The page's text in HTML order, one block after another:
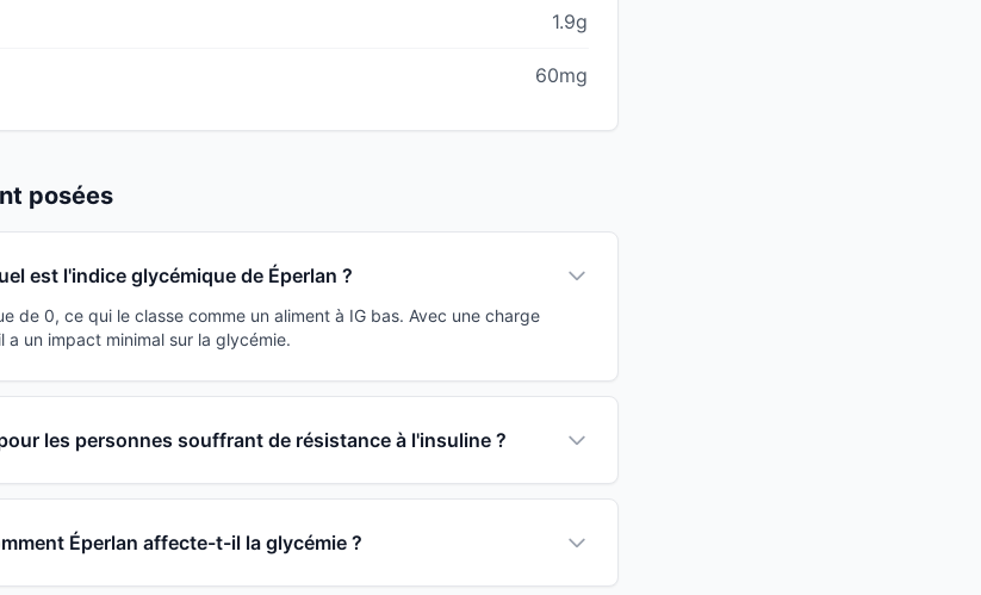
1.9g
60mg
posées
est l'indice glycémique de Éperlan ?
de 0, ce qui le classe comme un aliment à IG bas. Avec une charge
un impact minimal sur la glycémie.
les personnes souffrant de résistance à l'insuline ?
Éperlan affecte-t-il la glycémie ?